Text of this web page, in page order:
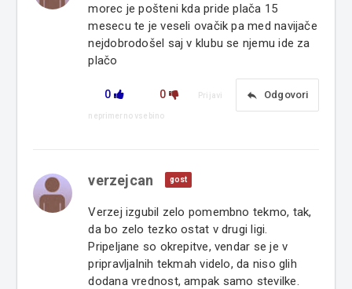
morec je pošteni kda pride plača 15
mesecu te je veseli ovačik pa med navijače
nejdobrodošel saj v klubu se njemu ide za
plačo
0 0 reply Odgovori
Prijavi
neprimerno vsebino
verzejcan gost
Verzej izgubil zelo pomembno tekmo, tak,
da bo zelo tezko ostat v drugi ligi.
Pripeljane so okrepitve, vendar se je v
pripravljalnih tekmah videlo, da niso glih
dodana vrednost, ampak samo stevilke.